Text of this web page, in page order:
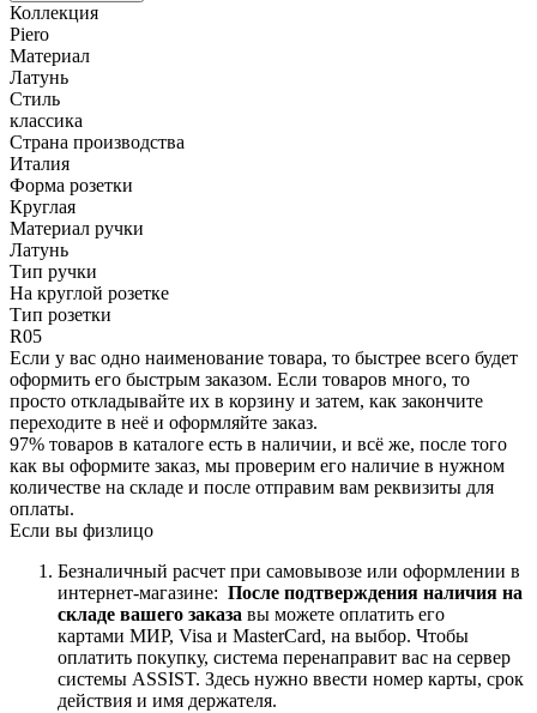
Коллекция
Piero
Материал
Латунь
Стиль
классика
Страна производства
Италия
Форма розетки
Круглая
Материал ручки
Латунь
Тип ручки
На круглой розетке
Тип розетки
R05
Если у вас одно наименование товара, то быстрее всего будет
оформить его быстрым заказом. Если товаров много, то
просто откладывайте их в корзину и затем, как закончите
переходите в неё и оформляйте заказ.
97% товаров в каталоге есть в наличии, и всё же, после того
как вы оформите заказ, мы проверим его наличие в нужном
количестве на складе и после отправим вам реквизиты для
оплаты.
Если вы физлицо
Безналичный расчет при самовывозе или оформлении в
интернет-магазине: После подтверждения наличия на
складе вашего заказа вы можете оплатить его
картами МИР, Visa и MasterCard, на выбор. Чтобы
оплатить покупку, система перенаправит вас на сервер
системы ASSIST. Здесь нужно ввести номер карты, срок
действия и имя держателя.